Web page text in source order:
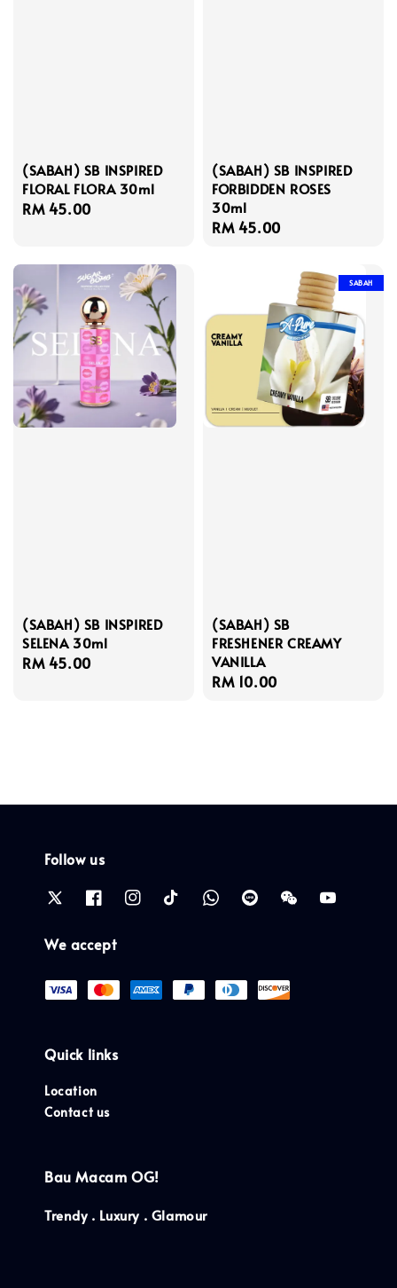
(SABAH) SB INSPIRED
FLORAL FLORA 30ml
Regular
RM 45.00
(SABAH) SB INSPIRED
FORBIDDEN ROSES
30ml
Regular
RM 45.00
(SABAH) SB INSPIRED
SELENA 30ml
Regular
RM 45.00
SABAH
(SABAH) SB
FRESHENER CREAMY
VANILLA
Regular
RM 10.00
Follow us
We accept
Quick links
Location
Contact us
Bau Macam OG!
Trendy . Luxury . Glamour